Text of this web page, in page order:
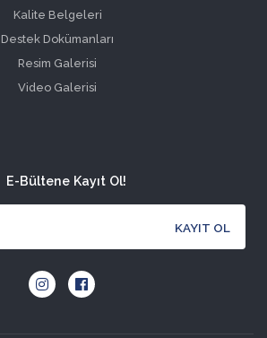
Kalite Belgeleri
Destek Dokümanları
Resim Galerisi
Video Galerisi
E-Bültene Kayıt Ol!